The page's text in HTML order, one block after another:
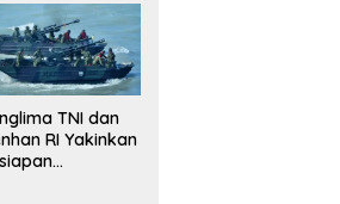
TNI dan
RI Yakinkan